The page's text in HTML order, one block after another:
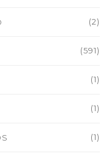
(2)
(591)
(1)
(1)
(1)